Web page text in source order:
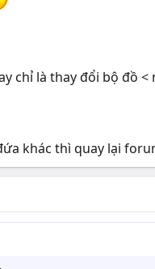
chỉ là thay đổi bộ đồ
khác thì quay lại